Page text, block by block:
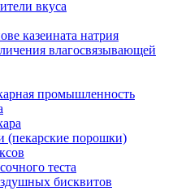
вкуса
казеината натрия
влагосвязывающей
промышленность
(пекарские порошки)
теста
бисквитов